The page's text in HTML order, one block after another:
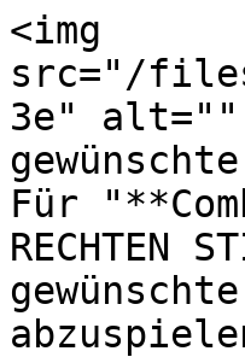
<img
src="/files/
3e" alt=""
Für
RECHTEN